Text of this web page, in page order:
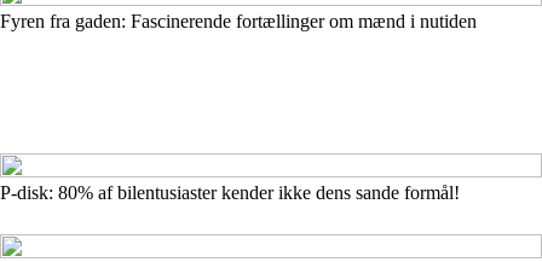
Fyren fra gaden: Fascinerende fortællinger om mænd i nutiden
P-disk: 80% af bilentusiaster kender ikke dens sande formål!